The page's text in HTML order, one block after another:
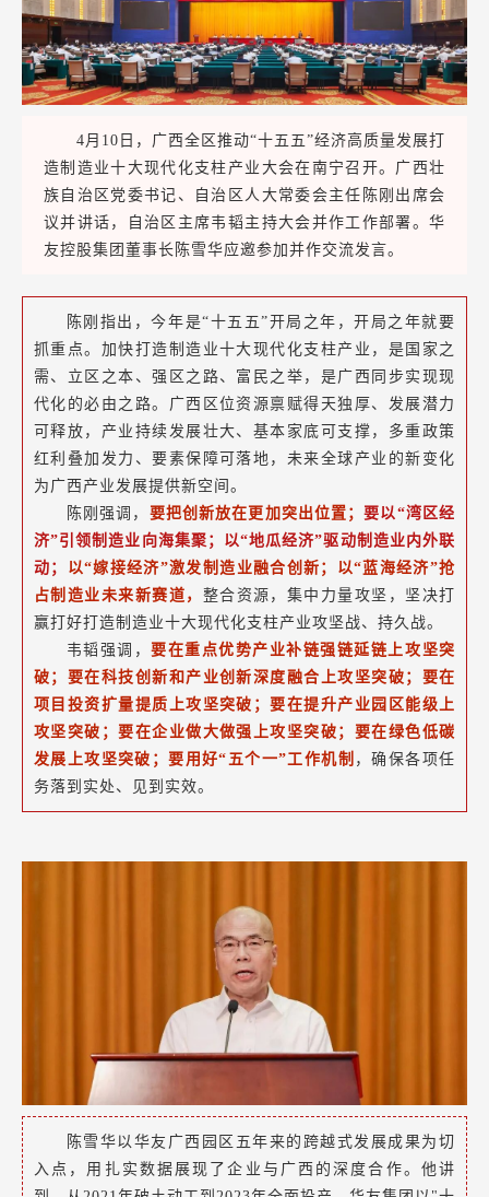
4月10日，广西全区推动“十五五”经济高质量发展打
造制造业十大现代化支柱产业大会在南宁召开。广西壮
族自治区党委书记、自治区人大常委会主任陈刚出席会
议并讲话，自治区主席韦韬主持大会并作工作部署。华
友控股集团董事长陈雪华应邀参加并作交流发言。
陈刚指出，今年是“十五五”开局之年，开局之年就要
抓重点。加快打造制造业十大现代化支柱产业，是国家之
需、立区之本、强区之路、富民之举，是广西同步实现现
代化的必由之路。广西区位资源禀赋得天独厚、发展潜力
可释放，产业持续发展壮大、基本家底可支撑，多重政策
红利叠加发力、要素保障可落地，未来全球产业的新变化
为广西产业发展提供新空间。
陈刚强调， 要把创新放在更加突出位置；要以“湾区经
济”引领制造业向海集聚； 以“地瓜经济”驱动制造业内外联
动；
以“嫁接经济”激发制造业融合创新；
以“蓝海经济”抢
占制造业未来新赛道， 整合资源，集中力量攻坚，坚决打
赢打好打造制造业十大现代化支柱产业攻坚战、持久战。
韦韬强调，要在重点优势产业补链强链延链上攻坚突
破；要在科技创新和产业创新深度融合上攻坚突破；要在
项目投资扩量提质上攻坚突破；要在提升产业园区能级上
攻坚突破；要在企业做大做强上攻坚突破；要在绿色低碳
发展上攻坚突破；要用好“五个一”工作机制 ，确保各项任
务落到实处、见到实效。
陈雪华以华友广西园区五年来的跨越式发展成果为切
入点，用扎实数据展现了企业与广西的深度合作。他讲